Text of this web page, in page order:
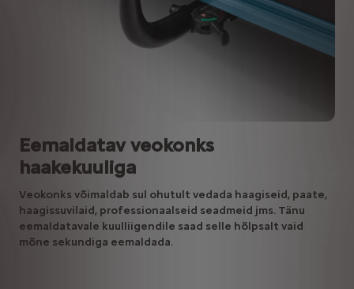
Eemaldatav veokonks
haakekuuliga
Veokonks võimaldab sul ohutult vedada haagiseid, paate,
haagissuvilaid, professionaalseid seadmeid jms. Tänu
eemaldatavale kuulliigendile saad selle hõlpsalt vaid
mõne sekundiga eemaldada.